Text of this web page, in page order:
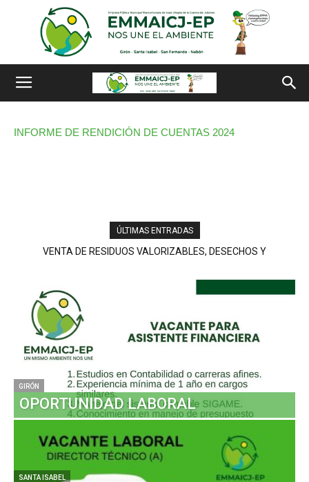
INFORME DE RENDICIÓN DE CUENTAS 2024
ÚLTIMAS ENTRADAS
VENTA DE RESIDUOS VALORIZABLES, DESECHOS Y
GIRÓN
OPORTUNIDAD LABORAL
SANTA ISABEL